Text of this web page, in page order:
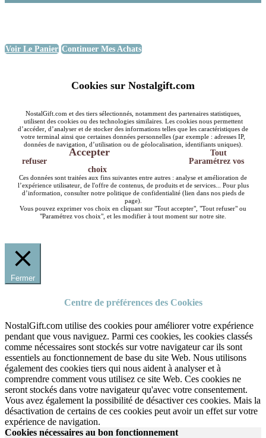
Voir Le Panier Continuer Mes Achats
Cookies sur Nostalgift.com
NostalGift.com et des tiers sélectionnés, notamment des partenaires statistiques,
utilisent des cookies ou des technologies similaires. Les cookies nous permettent
d’accéder, d’analyser et de stocker des informations telles que les caractéristiques de
votre terminal ainsi que certaines données personnelles (par exemple : adresses IP,
données de navigation, d’utilisation ou de géolocalisation, identifiants uniques).
Accepter
Tout
refuser
Paramétrez vos
choix
Ces données sont traitées aux fins suivantes entre autres : analyse et amélioration de
l’expérience utilisateur, de l'offre de contenus, de produits et de services... Pour plus
d’information, consulter notre politique de confidentialité (lien dans nos pieds de
page).
Vous pouvez exprimer vos choix en cliquant sur "Tout accepter", "Tout refuser" ou
"Paramétrez vos choix", et les modifier à tout moment sur notre site.
Fermer
Centre de préférences des Cookies
NostalGift.com utilise des cookies pour améliorer votre expérience
pendant que vous naviguez. Parmi ces cookies, les cookies classés
comme nécessaires sont stockés sur votre navigateur car ils sont
essentiels au fonctionnement de base du site Web. Nous utilisons
également des cookies tiers qui nous aident à analyser et à
comprendre comment vous utilisez ce site Web. Ces cookies ne
seront stockés dans votre navigateur qu'avec votre consentement.
Vous avez également la possibilité de désactiver ces cookies. Mais la
désactivation de certains de ces cookies peut avoir un effet sur votre
expérience de navigation.
Cookies nécessaires au bon fonctionnement